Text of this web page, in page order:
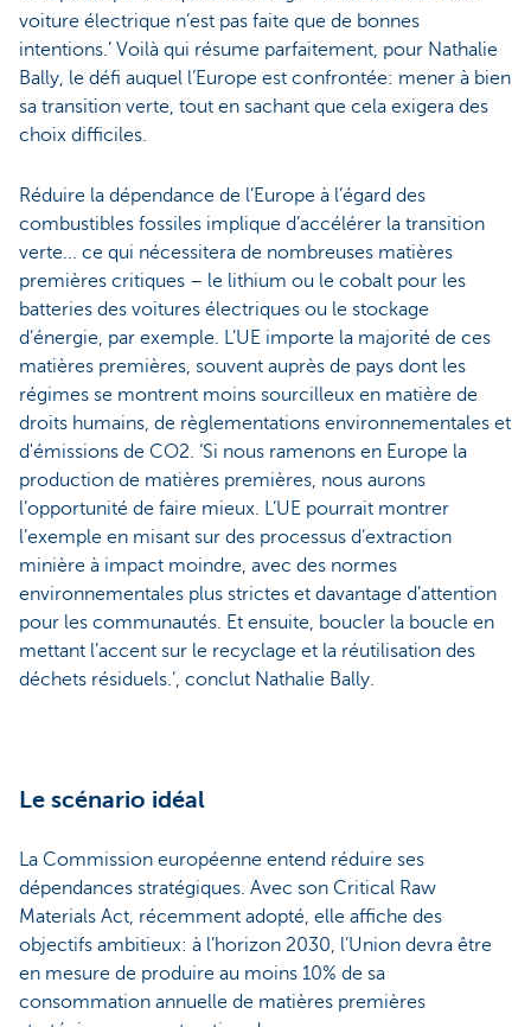
voiture électrique n’est pas faite que de bonnes
intentions.’ Voilà qui résume parfaitement, pour Nathalie
Bally, le défi auquel l’Europe est confrontée: mener à bien
sa transition verte, tout en sachant que cela exigera des
choix difficiles.
Réduire la dépendance de l’Europe à l’égard des
combustibles fossiles implique d’accélérer la transition
verte... ce qui nécessitera de nombreuses matières
premières critiques – le lithium ou le cobalt pour les
batteries des voitures électriques ou le stockage
d’énergie, par exemple. L’UE importe la majorité de ces
matières premières, souvent auprès de pays dont les
régimes se montrent moins sourcilleux en matière de
droits humains, de règlementations environnementales et
d'émissions de CO2. ‘Si nous ramenons en Europe la
production de matières premières, nous aurons
l’opportunité de faire mieux. L’UE pourrait montrer
l’exemple en misant sur des processus d’extraction
minière à impact moindre, avec des normes
environnementales plus strictes et davantage d’attention
pour les communautés. Et ensuite, boucler la boucle en
mettant l’accent sur le recyclage et la réutilisation des
déchets résiduels.’, conclut Nathalie Bally.
Le scénario idéal
La Commission européenne entend réduire ses
dépendances stratégiques. Avec son Critical Raw
Materials Act, récemment adopté, elle affiche des
objectifs ambitieux: à l’horizon 2030, l’Union devra être
en mesure de produire au moins 10% de sa
consommation annuelle de matières premières